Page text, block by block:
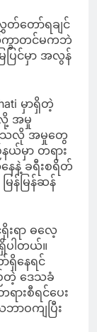
တော်ရချင်
ခာတင်မကဘဲ
ြင်မှာ အလွန်
မှာရှိတဲ့
အမှု
သလို အမှုတွေ
ယ်မှာ တရား
နဲ့ ခရီးစရိတ်
န်မြန်ဆန်
းရာ ဓလေ့
ပါတယ်။
ရှိနေရင်
တဲ့ ဒေသခံ
ားစီရင်ပေး
ဝကျပြီး